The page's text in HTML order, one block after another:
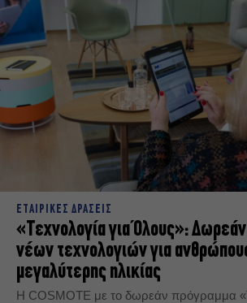
ΕΤΑΙΡΙΚΕΣ ΔΡΑΣΕΙΣ
«Τεχνολογία για Όλους»:
νέων τεχνολογιών για
μεγαλύτερης ηλικίας
Η COSMOTE με το δωρεάν πρόγραμμα